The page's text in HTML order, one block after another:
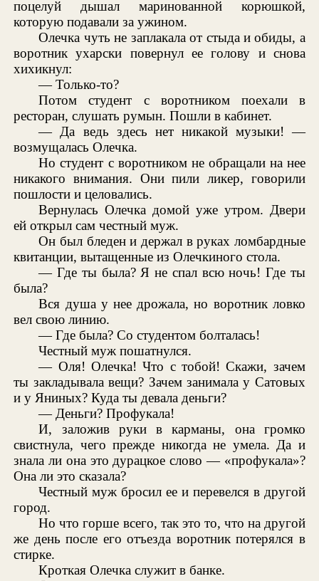
поцелуй дышал маринованной корюшкой,
которую подавали за ужином.
Олечка чуть не заплакала от стыда и обиды, а
воротник ухарски повернул ее голову и снова
хихикнул:
— Только-то?
Потом студент с воротником поехали в
ресторан, слушать румын. Пошли в кабинет.
— Да ведь здесь нет никакой музыки! —
возмущалась Олечка.
Но студент с воротником не обращали на нее
никакого внимания. Они пили ликер, говорили
пошлости и целовались.
Вернулась Олечка домой уже утром. Двери
ей открыл сам честный муж.
Он был бледен и держал в руках ломбардные
квитанции, вытащенные из Олечкиного стола.
— Где ты была? Я не спал всю ночь! Где ты
была?
Вся душа у нее дрожала, но воротник ловко
вел свою линию.
— Где была? Со студентом болталась!
Честный муж пошатнулся.
— Оля! Олечка! Что с тобой! Скажи, зачем
ты закладывала вещи? Зачем занимала у Сатовых
и у Яниных? Куда ты девала деньги?
— Деньги? Профукала!
И, заложив руки в карманы, она громко
свистнула, чего прежде никогда не умела. Да и
знала ли она это дурацкое слово — «профукала»?
Она ли это сказала?
Честный муж бросил ее и перевелся в другой
город.
Но что горше всего, так это то, что на другой
же день после его отъезда воротник потерялся в
стирке.
Кроткая Олечка служит в банке.